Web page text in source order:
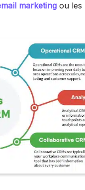
marketingou les